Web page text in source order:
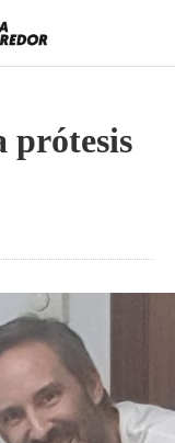
prótesis